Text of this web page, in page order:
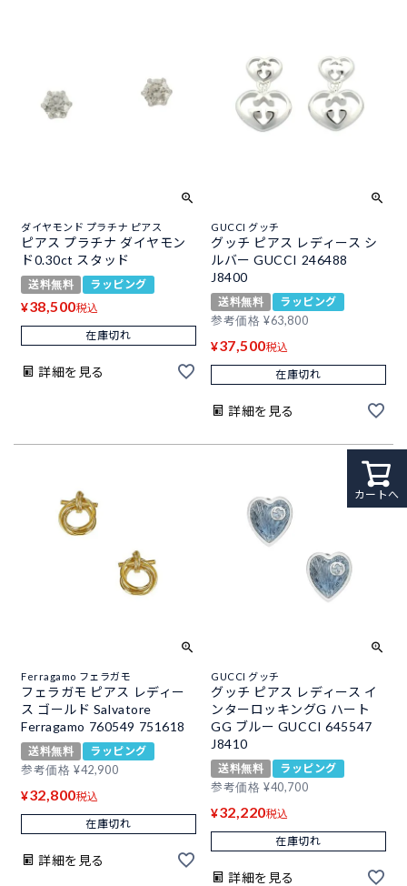
ダイヤモンド プラチナ ピアス
ピアス プラチナ ダイヤモン
ド0.30ct スタッド
送料無料 ラッピング
¥38,500税込
在庫切れ
詳細を見る
GUCCI グッチ
グッチ ピアス レディース シ
ルバー GUCCI 246488
J8400
送料無料
ラッピング
参考価格 ¥63,800
¥37,500税込
在庫切れ
詳細を見る
Ferragamo フェラガモ
フェラガモ ピアス レディー
ス ゴールド Salvatore
Ferragamo 760549 751618
送料無料
ラッピング
参考価格 ¥42,900
¥32,800税込
在庫切れ
詳細を見る
GUCCI グッチ
グッチ ピアス レディース イ
ンターロッキングG ハート
GG ブルー GUCCI 645547
J8410
送料無料
ラッピング
参考価格 ¥40,700
¥32,220税込
在庫切れ
詳細を見る
カートへ